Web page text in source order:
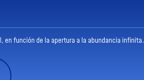
en función de la apertura a la abundancia infinita.